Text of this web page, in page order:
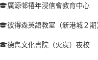
廣源邨禧年浸信會教育中心
彼得森英語教室（新港城２期
德雋文化書院（火炭）夜校